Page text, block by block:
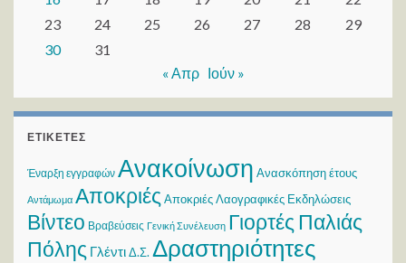
23
24 25 26 27 28
29
30
31
« Απρ Ιούν »
ΕΤΙΚΈΤΕΣ
Έναρξη εγγραφών Ανακοίνωση Ανασκόπηση έτους
Αντάμωμα Αποκριές Αποκριές Λαογραφικές Εκδηλώσεις
Βίντεο Βραβεύσεις Γενική Συνέλευση Γιορτές Παλιάς
Πόλης ΓλέντιΔ.Σ. Δραστηριότητες